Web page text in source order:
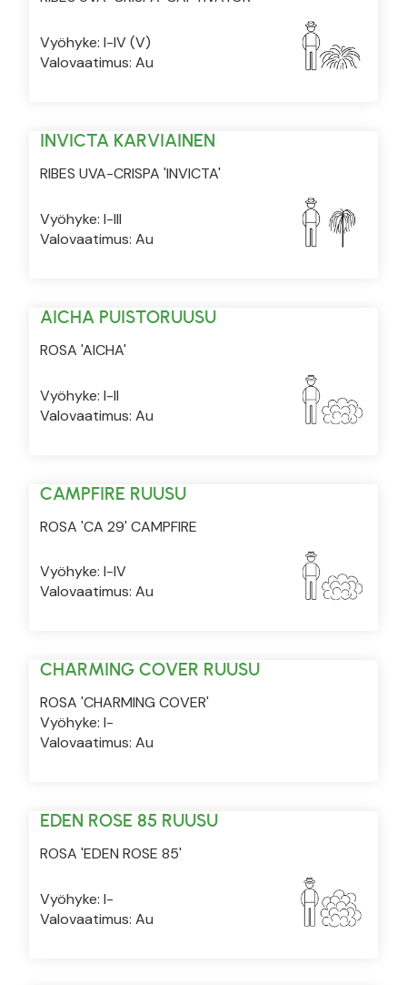
Vyöhyke: I-IV (V)
Valovaatimus: Au
INVICTA KARVIAINEN
RIBES UVA-CRISPA 'INVICTA'
Vyöhyke: I-III
Valovaatimus: Au
AICHA PUISTORUUSU
ROSA 'AICHA'
Vyöhyke: I-II
Valovaatimus: Au
CAMPFIRE RUUSU
ROSA 'CA 29' CAMPFIRE
Vyöhyke: I-IV
Valovaatimus: Au
CHARMING COVER RUUSU
ROSA 'CHARMING COVER'
Vyöhyke: I-
Valovaatimus: Au
EDEN ROSE 85 RUUSU
ROSA 'EDEN ROSE 85'
Vyöhyke: I-
Valovaatimus: Au